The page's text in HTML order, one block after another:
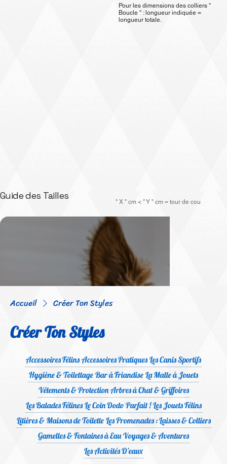
" X " cm < " Y " cm = tour de cou
Pour les dimensions des colliers "
Boucle " : longueur indiquée =
longueur totale.
Accueil Créer Ton Styles
Créer Ton Styles
Accessoires Félins Accessoires Pratiques Les Canis Sportifs
Hygiène & Toilettage Bar à Friandise La Malle à Jouets
Vêtements & Protection Arbres à Chat & Griffoires
Les Balades Félines Le Coin Dodo Parfait ! Les Jouets Félins
Litières & Maisons de Toilette Les Promenades : Laisses & Colliers
Gamelles & Fontaines à Eau Voyages & Aventures
Les Activités D'eaux
Guide des Tailles